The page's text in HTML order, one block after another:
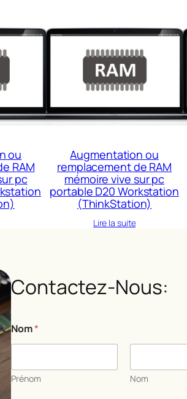
ou
RAM
pc
Augmentation ou
remplacement de RAM
mémoire vive sur pc
portable D20 Workstation
(ThinkStation)
Lire la suite
Contactez-Nous:
u
o
*
Nom*
Prénom Nom